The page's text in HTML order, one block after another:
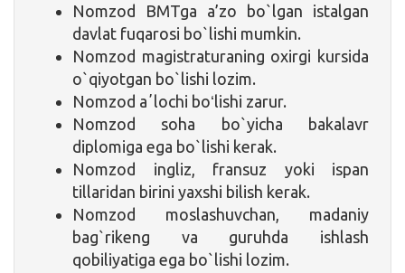
Nomzod BMTga a’zo bo`lgan istalgan
davlat fuqarosi bo`lishi mumkin.
Nomzod magistraturaning oxirgi kursida
o`qiyotgan bo`lishi lozim.
Nomzod aʼlochi boʻlishi zarur.
Nomzod soha bo`yicha bakalavr
diplomiga ega bo`lishi kerak.
Nomzod ingliz, fransuz yoki ispan
tillaridan birini yaxshi bilish kerak.
Nomzod moslashuvchan, madaniy
bag`rikeng va guruhda ishlash
qobiliyatiga ega bo`lishi lozim.